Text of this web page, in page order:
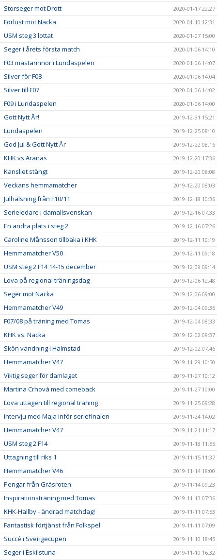
Storseger mot Drott 2020-01-17 22:27
Förlust mot Nacka 2020-01-10 12:31
USM steg 3 lottat 2020-01-07 15:00
Seger i årets första match 2020-01-06 14:10
F03 mästarinnor i Lundaspelen 2020-01-06 14:07
Silver för F08 2020-01-06 14:04
Silver till F07 2020-01-06 14:02
F09 i Lundaspelen 2020-01-06 14:00
Gott Nytt År! 2019-12-31 15:21
Lundaspelen 2019-12-25 08:10
God Jul & Gott Nytt År 2019-12-22 08:16
KHK vs Aranäs 2019-12-20 17:36
Kansliet stängt 2019-12-20 08:08
Veckans hemmamatcher 2019-12-20 08:03
Julhälsning från F10/11 2019-12-18 10:36
Serieledare i damallsvenskan 2019-12-16 07:33
En andra plats i steg 2 2019-12-16 07:26
Caroline Månsson tillbaka i KHK 2019-12-11 10:19
Hemmamatcher V50 2019-12-11 09:18
USM steg 2 F14 14-15 december 2019-12-09 09:14
Lova på regional träningsdag 2019-12-06 12:48
Seger mot Nacka 2019-12-06 09:00
Hemmamatcher V49 2019-12-04 09:35
F07/08 på träning med Tomas 2019-12-04 08:33
KHK vs. Nacka 2019-12-02 08:37
Skön vändning i Halmstad 2019-12-02 07:46
Hemmamatcher V47 2019-11-29 10:50
Viktig seger för damlaget 2019-11-27 10:12
Martina Crhová med comeback 2019-11-27 10:00
Lova uttagen till regional träning 2019-11-25 09:28
Intervju med Maja inför seriefinalen 2019-11-24 14:02
Hemmamatcher V47 2019-11-21 11:17
USM steg 2 F14 2019-11-18 11:55
Uttagning till riks 1 2019-11-15 11:37
Hemmamatcher V46 2019-11-14 18:00
Pengar från Gräsroten 2019-11-14 09:23
Inspirationsträning med Tomas 2019-11-13 07:36
KHK-Hallby - ändrad matchdag! 2019-11-11 07:53
Fantastisk förtjänst från Folkspel 2019-11-11 07:09
Succé i Sverigecupen 2019-11-10 18:45
Seger i Eskilstuna 2019-11-10 16:32